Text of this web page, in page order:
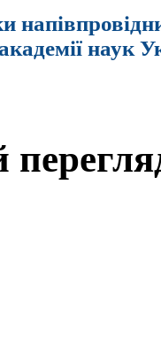
наук